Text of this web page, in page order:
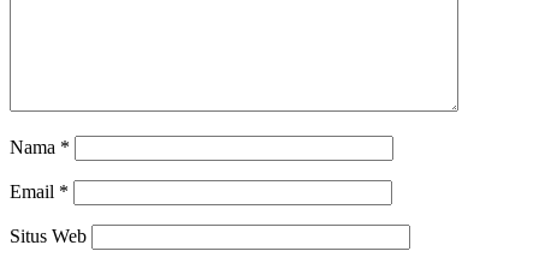
Nama *
Email *
Situs Web